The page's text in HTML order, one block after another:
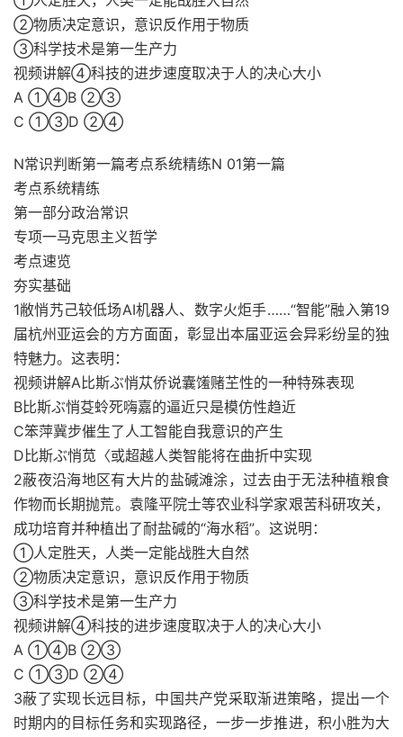
②物质决定意识，意识反作用于物质
③科学技术是第一生产力
视频讲解④科技的进步速度取决于人的决心大小
A ①④B ②③
C ①③D ②④
N常识判断第一篇考点系统精练N 01第一篇
考点系统精练
第一部分政治常识
专项一马克思主义哲学
考点速览
夯实基础
1敝悄艿己较低场AI机器人、数字火炬手……“智能”融入第19
届杭州亚运会的方方面面，彰显出本届亚运会异彩纷呈的独
特魅力。这表明：
视频讲解A比斯ぶ悄苁侨说囊馐赌芏性的一种特殊表现
B比斯ぶ悄芟蛉死嗨嘉的逼近只是模仿性趋近
C笨萍冀步催生了人工智能自我意识的产生
D比斯ぶ悄苋〈或超越人类智能将在曲折中实现
2蔽夜沿海地区有大片的盐碱滩涂，过去由于无法种植粮食
作物而长期抛荒。袁隆平院士等农业科学家艰苦科研攻关，
成功培育并种植出了耐盐碱的“海水稻”。这说明：
①人定胜天，人类一定能战胜大自然
②物质决定意识，意识反作用于物质
③科学技术是第一生产力
视频讲解④科技的进步速度取决于人的决心大小
A ①④B ②③
C ①③D ②④
3蔽了实现长远目标，中国共产党采取渐进策略，提出一个
时期内的目标任务和实现路径，一步一步推进，积小胜为大